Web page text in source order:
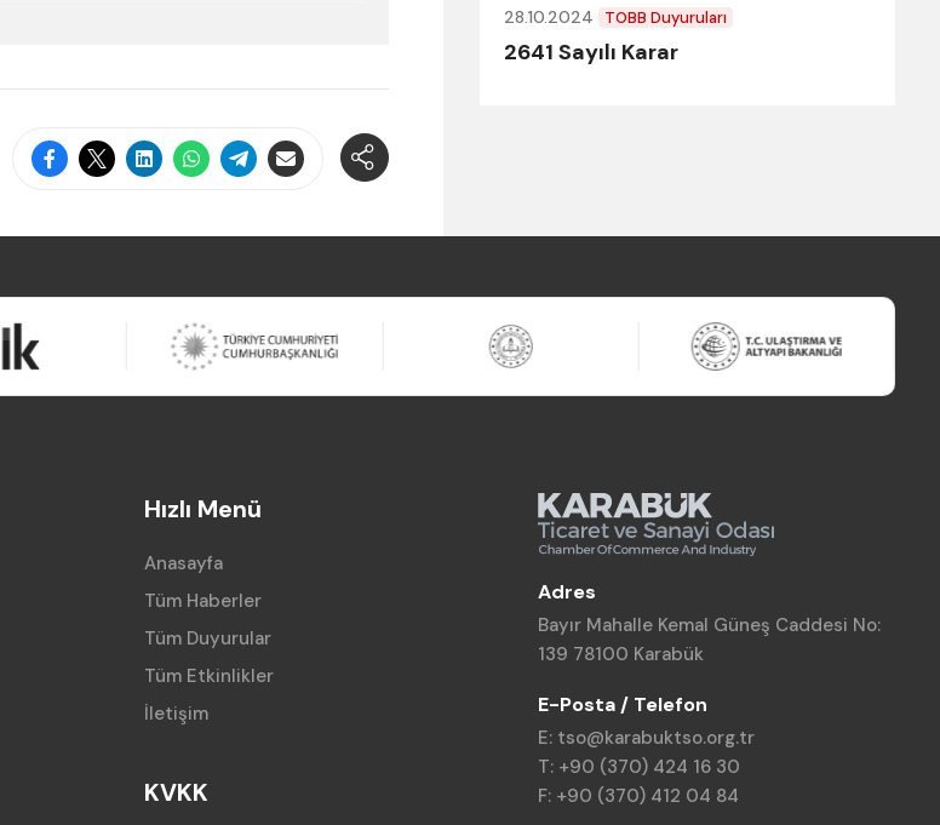
28.10.2024 TOBB Duyuruları
2641 Sayılı Karar
Hızlı Menü
Anasayfa
Tüm Haberler
Tüm Duyurular
Tüm Etkinlikler
İletişim
KVKK
Adres
Bayır Mahalle Kemal Güneş Caddesi No:
139 78100 Karabük
E-Posta / Telefon
E: tso@karabuktso.org.tr
T: +90 (370) 424 16 30
F: +90 (370) 412 04 84